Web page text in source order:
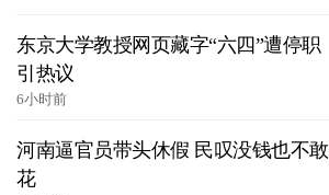
东京大学教授网页藏字“六四”遭停职
引热议
6小时前
河南逼官员带头休假 民叹没钱也不敢
花